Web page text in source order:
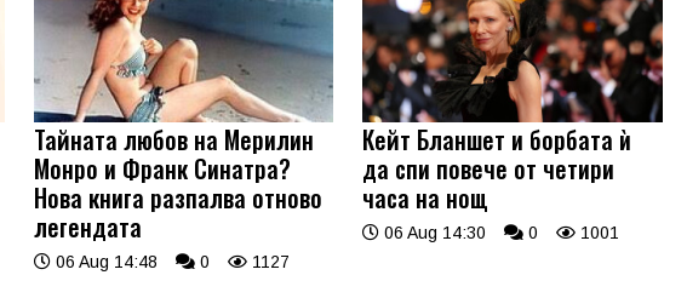
Тайната любов на Мерилин
Монро и Франк Синатра?
Нова книга разпалва отново
легендата
06 Aug 14:48 0 1127
Кейт Бланшет и борбата ѝ
да спи повече от четири
часа на нощ
06 Aug 14:30 0 1001